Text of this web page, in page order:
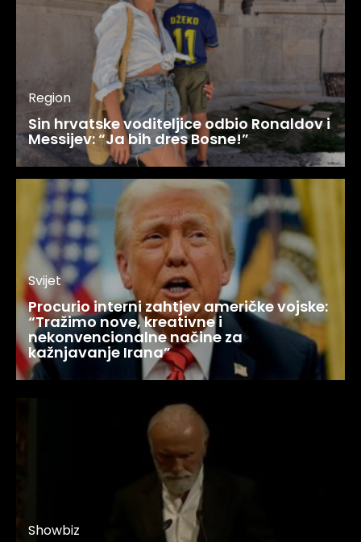
Region
Sin hrvatske voditeljice odbio Ronaldov i
Messijev: “Ja bih dres Bosne!”
Svijet
Procurio interni zahtjev američke vojske:
“Tražimo nove, kreativne i
nekonvencionalne načine za
kažnjavanje Irana”
Showbiz